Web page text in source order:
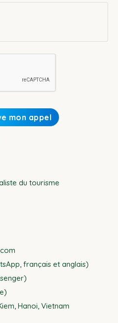
du tourisme
français et anglais)
Hanoi, Vietnam